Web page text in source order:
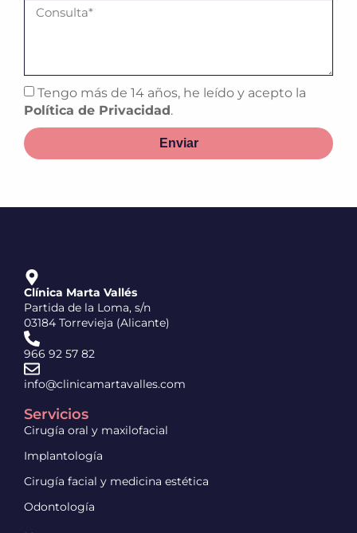
Tengo más de 14 años, he leído y acepto la
Política de Privacidad.
Enviar
Clínica Marta Vallés
Partida de la Loma, s/n
03184 Torrevieja (Alicante)
966 92 57 82
info@clinicamartavalles.com
Servicios
Cirugía oral y maxilofacial
Implantología
Cirugía facial y medicina estética
Odontología